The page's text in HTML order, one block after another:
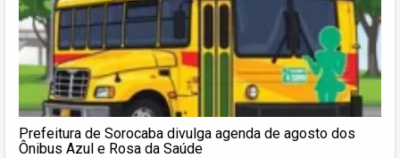
Prefeitura de Sorocaba divulga agenda de agosto dos
Ônibus Azul e Rosa da Saúde